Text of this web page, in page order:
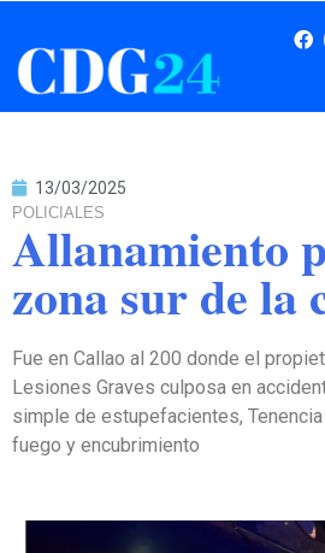
13/03/2025
POLICIALES
Allanamiento
zona sur de la
Fue en Callao al 200 donde el
Lesiones Graves culposa en
simple de estupefacientes,
fuego y encubrimiento